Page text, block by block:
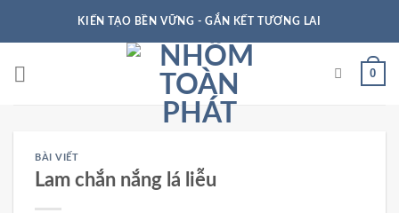
KIẾN TẠO BỀN VỮNG - GẮN KẾT TƯƠNG LAI
0
BÀI VIẾT
Lam chắn nắng lá liễu